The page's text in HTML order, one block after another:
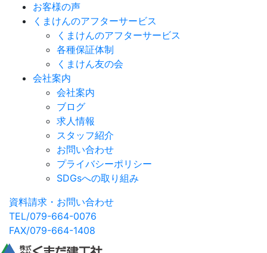
お客様の声
くまけんのアフターサービス
くまけんのアフターサービス
各種保証体制
くまけん友の会
会社案内
会社案内
ブログ
求人情報
スタッフ紹介
お問い合わせ
プライバシーポリシー
SDGsへの取り組み
資料請求・お問い合わせ
TEL/079-664-0076
FAX/079-664-1408